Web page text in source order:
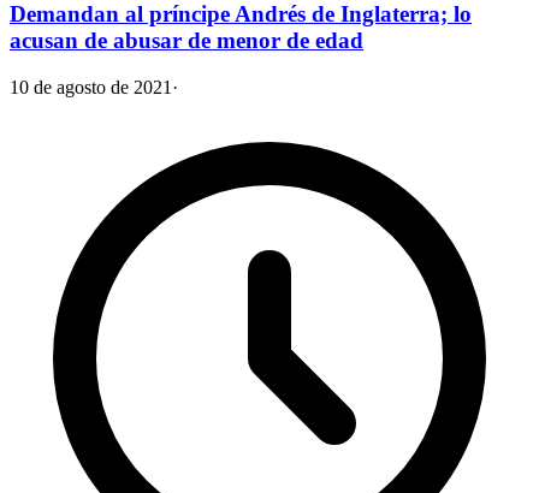
Demandan al príncipe Andrés de Inglaterra; lo
acusan de abusar de menor de edad
10 de agosto de 2021 ·